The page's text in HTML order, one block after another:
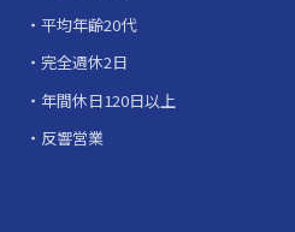
平均年齢20代
完全週休2日
年間休日120日以上
反響営業